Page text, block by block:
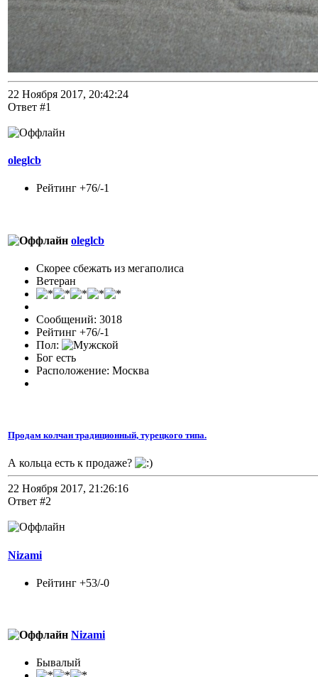
22 Ноября 2017, 20:42:24
Ответ #1
oleglcb
Рейтинг +76/-1
oleglcb
Скорее сбежать из мегаполиса
Ветеран
Сообщений: 3018
Рейтинг +76/-1
Пол:
Бог есть
Расположение: Москва
Продам колчан традиционный, турецкого типа.
А кольца есть к продаже?
22 Ноября 2017, 21:26:16
Ответ #2
Nizami
Рейтинг +53/-0
Nizami
Бывалый